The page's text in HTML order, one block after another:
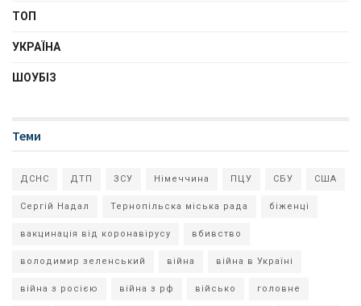
ТОП
УКРАЇНА
ШОУБІЗ
Теми
ДСНС ДТП ЗСУ Німеччина ПЦУ СБУ США
Сергій Надал Тернопільска міська рада біженці
вакцинація від коронавірусу вбивство
володимир зеленський війна війна в Україні
війна з росією війна з рф військо головне